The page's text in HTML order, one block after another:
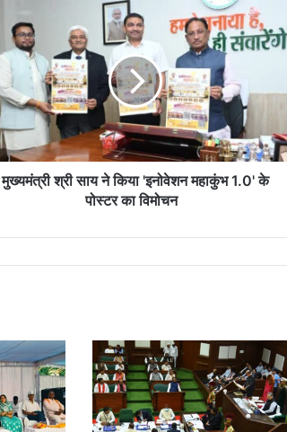
मुख्यमंत्री श्री साय ने किया 'इनोवेशन महाकुंभ 1.0' के
पोस्टर का विमोचन